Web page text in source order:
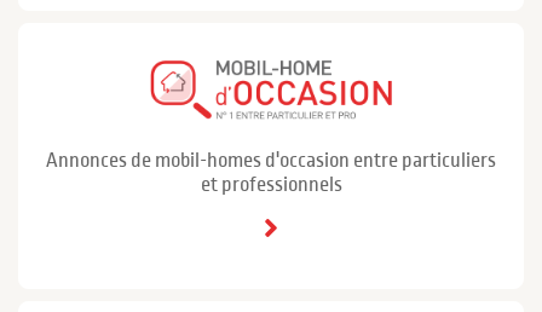
Annonces de mobil-homes d'occasion entre particuliers
et professionnels